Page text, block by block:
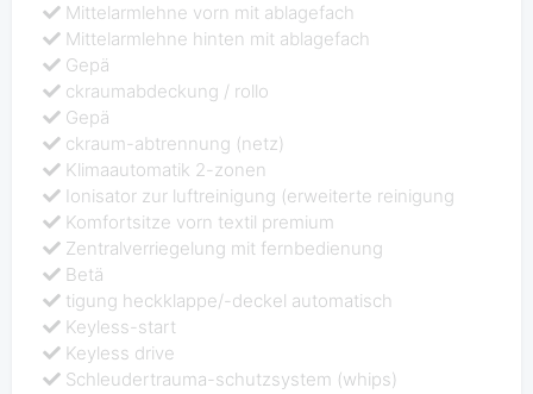
Mittelarmlehne vorn mit ablagefach
Mittelarmlehne hinten mit ablagefach
Gepä
ckraumabdeckung / rollo
Gepä
ckraum-abtrennung (netz)
Klimaautomatik 2-zonen
Ionisator zur luftreinigung (erweiterte reinigung
Komfortsitze vorn textil premium
Zentralverriegelung mit fernbedienung
Betä
tigung heckklappe/-deckel automatisch
Keyless-start
Keyless drive
Schleudertrauma-schutzsystem (whips)